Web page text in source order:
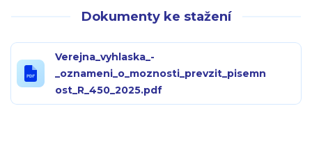
Dokumenty ke stažení
Verejna_vyhlaska_-
_oznameni_o_moznosti_prevzit_pisemn
ost_R_450_2025.pdf